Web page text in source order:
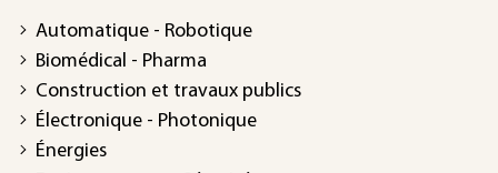
Automatique - Robotique
Biomédical - Pharma
Construction et travaux publics
Électronique - Photonique
Énergies